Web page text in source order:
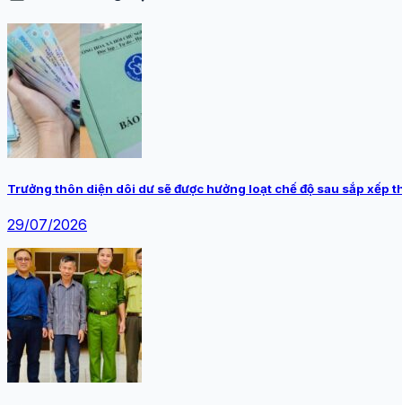
Trưởng thôn diện dôi dư sẽ được hưởng loạt chế độ sau sắp xếp
29/07/2026